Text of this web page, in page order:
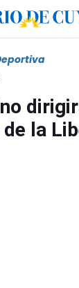
la